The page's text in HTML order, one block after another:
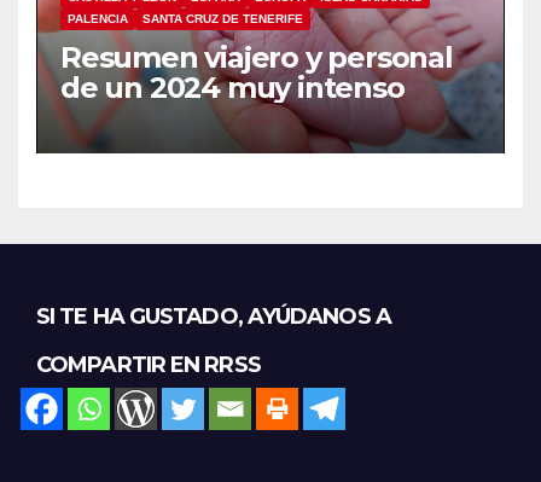
PALENCIA
SANTA CRUZ DE TENERIFE
Resumen viajero y personal
de un 2024 muy intenso
SI TE HA GUSTADO, AYÚDANOS A
COMPARTIR EN RRSS